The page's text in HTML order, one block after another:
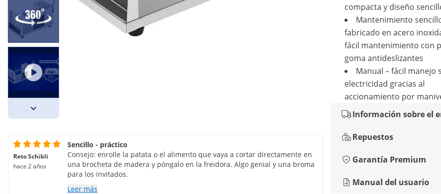
compacta y diseño
Mantenimiento
fabricado en acero
fácil mantenimiento con
goma antideslizantes
Manual – fácil manejo
electricidad gracias al
accionamiento por
Información sobre el
Repuestos
Garantía Premium
Manual del usuario
Reto Schibli
hace 2 años
Sencillo - práctico
Consejo: enrolle la patata o el alimento que vaya a cortar directamente en
una brocheta de madera y póngalo en la freidora. Algo genial y una broma
para los invitados.
Leer más